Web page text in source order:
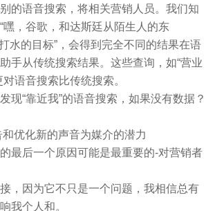
的语音搜索，将相关营销人员。我们知
嘿，谷歌，和达斯廷从陌生人的东
水的目标”，会得到完全不同的结果在语
手从传统搜索结果。这些查询，如“营业
语音搜索比传统搜索。
现“靠近我”的语音搜索，如果没有数据？
优化新的声音为媒介的潜力
最后一个原因可能是最重要的-对营销者
，因为它不只是一个问题，我相信总有
我个人和。